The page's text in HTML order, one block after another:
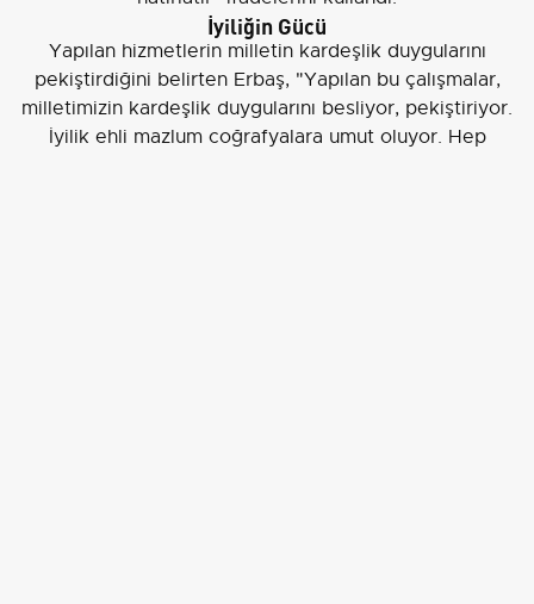
İyiliğin Gücü
Yapılan hizmetlerin milletin kardeşlik duygularını
pekiştirdiğini belirten Erbaş, "Yapılan bu çalışmalar,
milletimizin kardeşlik duygularını besliyor, pekiştiriyor.
İyilik ehli mazlum coğrafyalara umut oluyor. Hep